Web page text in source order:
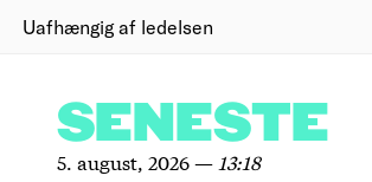
Uafhængig af ledelsen
SENESTE
5. august, 2026— 13:18